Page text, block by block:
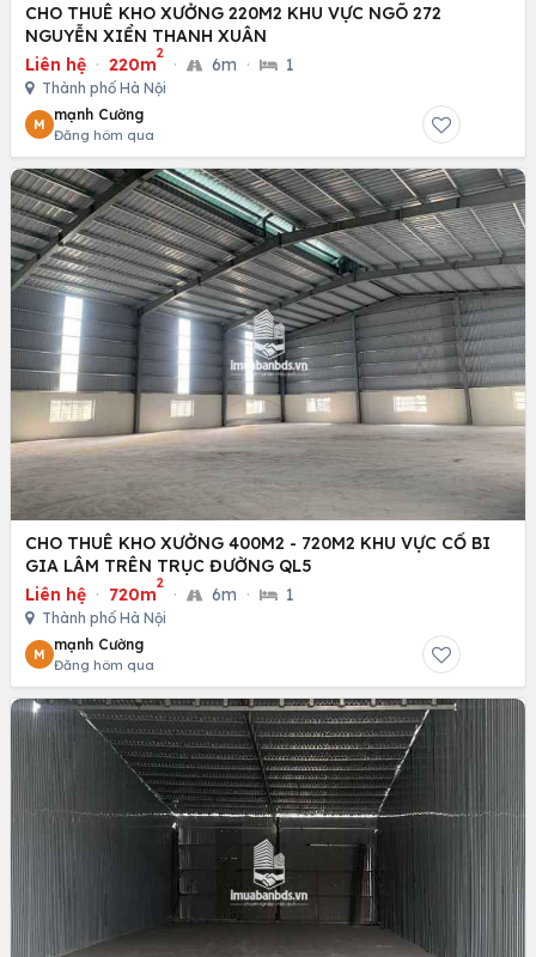
CHO THUÊ KHO XƯỞNG 220M2 KHU VỰC NGÕ 272
NGUYỄN XIỂN THANH XUÂN
Liên hệ · 220m
2
· 6m · 1
Thành phố Hà Nội
M
mạnh Cường
Đăng hôm qua
CHO THUÊ KHO XƯỞNG 400M2 - 720M2 KHU VỰC CỔ BI
GIA LÂM TRÊN TRỤC ĐƯỜNG QL5
Liên hệ · 720m
2
· 6m · 1
Thành phố Hà Nội
M
mạnh Cường
Đăng hôm qua